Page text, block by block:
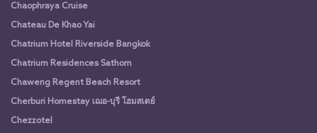
Chaophraya Cruise
Chateau De Khao Yai
Chatrium Hotel Riverside Bangkok
Chatrium Residences Sathorn
Chaweng Regent Beach Resort
Cherburi Homestay เฌอ-บุรี โฮมสเตย์
Chezzotel